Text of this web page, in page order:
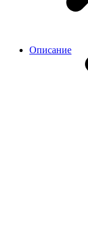
Описание